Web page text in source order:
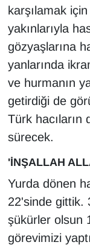
karşılamak
yakınlarıyla
gözyaşlarına
yanlarında
ve hurmanın
getirdiği de
Türk
sürecek.
'İNŞALLAH
Yurda dönen
22'sinde gittik.
şükürler olsun
görevimizi
ONE
POLİTİKA
RÖPORTAJ
SAĞLIK
Seri İlan
Sinema -
SİYASET